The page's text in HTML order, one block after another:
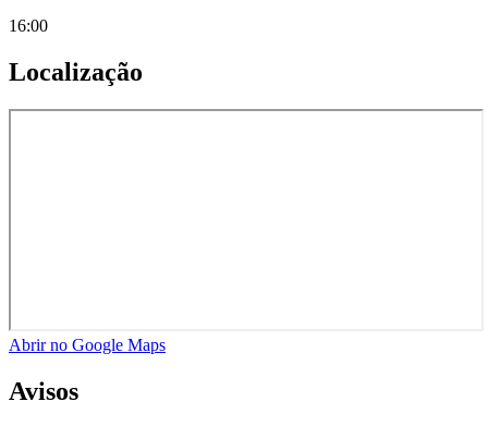
16:00
Localização
Abrir no Google Maps
Avisos